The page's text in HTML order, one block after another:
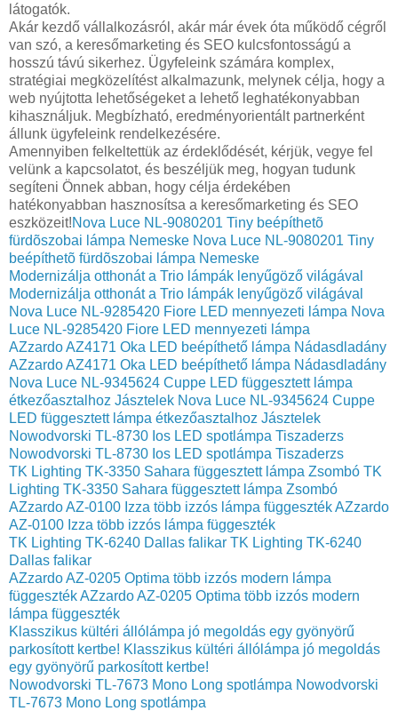
látogatók.
Akár kezdő vállalkozásról, akár már évek óta működő cégről
van szó, a keresőmarketing és SEO kulcsfontosságú a
hosszú távú sikerhez. Ügyfeleink számára komplex,
stratégiai megközelítést alkalmazunk, melynek célja, hogy a
web nyújtotta lehetőségeket a lehető leghatékonyabban
kihasználjuk. Megbízható, eredményorientált partnerként
állunk ügyfeleink rendelkezésére.
Amennyiben felkeltettük az érdeklődését, kérjük, vegye fel
velünk a kapcsolatot, és beszéljük meg, hogyan tudunk
segíteni Önnek abban, hogy célja érdekében
hatékonyabban hasznosítsa a keresőmarketing és SEO
eszközeit!Nova Luce NL-9080201 Tiny beépíthetõ
fürdõszobai lámpa Nemeske Nova Luce NL-9080201 Tiny
beépíthetõ fürdõszobai lámpa Nemeske
Modernizálja otthonát a Trio lámpák lenyűgöző világával
Modernizálja otthonát a Trio lámpák lenyűgöző világával
Nova Luce NL-9285420 Fiore LED mennyezeti lámpa Nova
Luce NL-9285420 Fiore LED mennyezeti lámpa
AZzardo AZ4171 Oka LED beépíthető lámpa Nádasdladány
AZzardo AZ4171 Oka LED beépíthető lámpa Nádasdladány
Nova Luce NL-9345624 Cuppe LED függesztett lámpa
étkezőasztalhoz Jásztelek Nova Luce NL-9345624 Cuppe
LED függesztett lámpa étkezőasztalhoz Jásztelek
Nowodvorski TL-8730 Ios LED spotlámpa Tiszaderzs
Nowodvorski TL-8730 Ios LED spotlámpa Tiszaderzs
TK Lighting TK-3350 Sahara függesztett lámpa Zsombó TK
Lighting TK-3350 Sahara függesztett lámpa Zsombó
AZzardo AZ-0100 Izza több izzós lámpa függesztékAZzardo
AZ-0100 Izza több izzós lámpa függeszték
TK Lighting TK-6240 Dallas falikar TK Lighting TK-6240
Dallas falikar
AZzardo AZ-0205 Optima több izzós modern lámpa
függesztékAZzardo AZ-0205 Optima több izzós modern
lámpa függeszték
Klasszikus kültéri állólámpa jó megoldás egy gyönyörű
parkosított kertbe! Klasszikus kültéri állólámpa jó megoldás
egy gyönyörű parkosított kertbe!
Nowodvorski TL-7673 Mono Long spotlámpa Nowodvorski
TL-7673 Mono Long spotlámpa